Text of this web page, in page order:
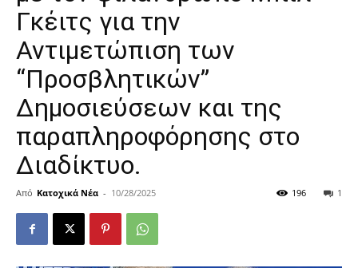
Γκέιτς για την
Αντιμετώπιση των
“Προσβλητικών”
Δημοσιεύσεων και της
παραπληροφόρησης στο
Διαδίκτυο.
Από Κατοχικά Νέα - 10/28/2025 1
196